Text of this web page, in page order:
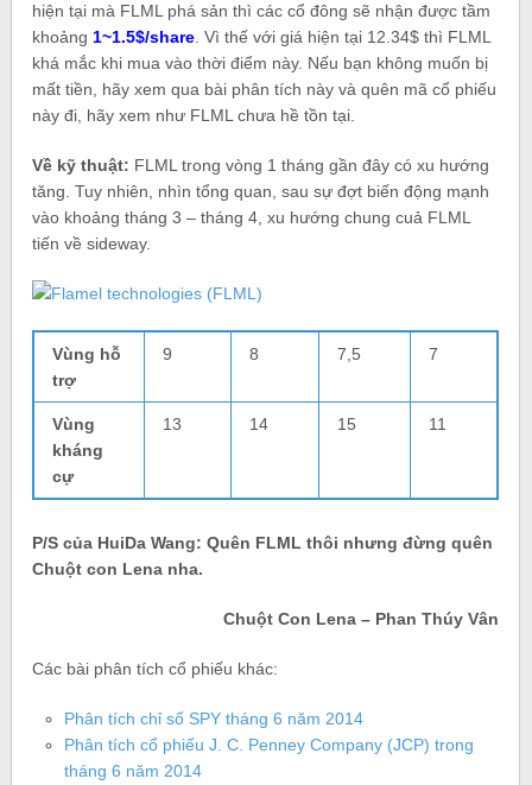
hiện tại mà FLML phá sản thì các cổ đông sẽ nhận được tầm
khoảng 1~1.5$/share . Vì thế với giá hiện tại 12.34$ thì FLML
khá mắc khi mua vào thời điểm này. Nếu bạn không muốn bị
mất tiền, hãy xem qua bài phân tích này và quên mã cổ phiếu
này đi, hãy xem như FLML chưa hề tồn tại.
Về kỹ thuật: FLML trong vòng 1 tháng gần đây có xu hướng
tăng. Tuy nhiên, nhìn tổng quan, sau sự đợt biến động mạnh
vào khoảng tháng 3 – tháng 4, xu hướng chung cuả FLML
tiến về sideway.
Vùng hỗ
trợ
9 8 7,5 7
Vùng
kháng
cự
13 14 15 11
P/S của HuiDa Wang: Quên FLML thôi nhưng đừng quên
Chuột con Lena nha.
Chuột Con Lena – Phan Thúy Vân
Các bài phân tích cổ phiếu khác:
Phân tích chỉ số SPY tháng 6 năm 2014
Phân tích cổ phiếu J. C. Penney Company (JCP) trong
tháng 6 năm 2014